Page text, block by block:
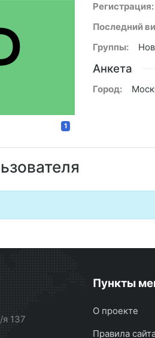
1
Регистрация:
Последний
Группы:
Анкета
Город:
137
Пункты
О проекте
Правила